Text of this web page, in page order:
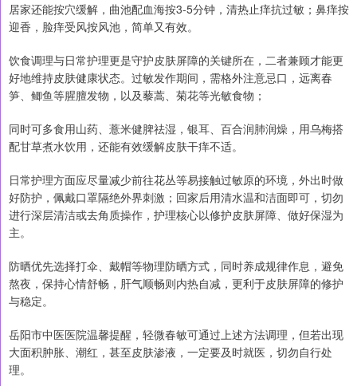
居家还能按穴缓解，曲池配血海按3-5分钟，清热止痒抗过敏；鼻痒按
迎香，脸痒受风按风池，简单又有效。
饮食调理与日常护理更是守护皮肤屏障的关键所在，二者兼顾才能更
好地维持皮肤健康状态。过敏发作期间，需格外注意忌口，远离春
笋、鲫鱼等腥膻发物，以及藜蒿、菊花等光敏食物；
同时可多食用山药、薏米健脾祛湿，银耳、百合润肺润燥，用乌梅搭
配甘草煮水饮用，还能有效缓解皮肤干痒不适。
日常护理方面应尽量减少前往花丛等易接触过敏原的环境，外出时做
好防护，佩戴口罩隔绝外界刺激；回家后用清水温和洁面即可，切勿
进行深层清洁或去角质操作，护理核心以修护皮肤屏障、做好保湿为
主。
防晒优先选择打伞、戴帽等物理防晒方式，同时养成规律作息，避免
熬夜，保持心情舒畅，肝气顺畅则内热自减，更利于皮肤屏障的修护
与稳定。
岳阳市中医医院温馨提醒，轻微春敏可通过上述方法调理，但若出现
大面积肿胀、潮红，甚至皮肤渗液，一定要及时就医，切勿自行处
理。